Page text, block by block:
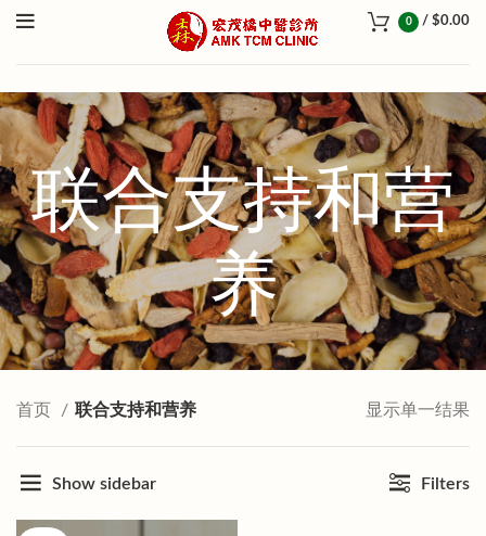
0 / $0.00
联合支持和营
养
首页 联合支持和营养 显示单一结果
Show sidebar Filters